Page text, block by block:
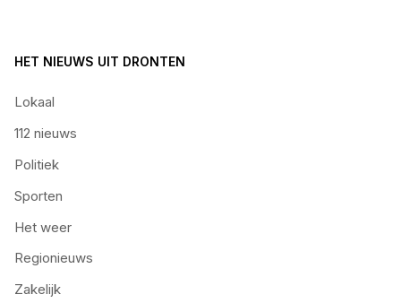
HET NIEUWS UIT DRONTEN
Lokaal
112 nieuws
Politiek
Sporten
Het weer
Regionieuws
Zakelijk